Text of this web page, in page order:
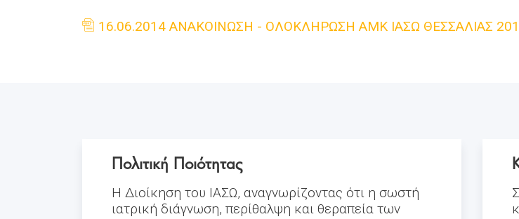
16.06.2014 ΑΝΑΚΟΙΝΩΣΗ - ΟΛΟΚΛΗΡΩΣΗ ΑΜΚ ΙΑΣΩ ΘΕΣΣΑΛΙΑΣ
Πολιτική Ποιότητας
Η Διοίκηση του ΙΑΣΩ, αναγνωρίζοντας ότι η σωστή
ιατρική διάγνωση, περίθαλψη και θεραπεία των